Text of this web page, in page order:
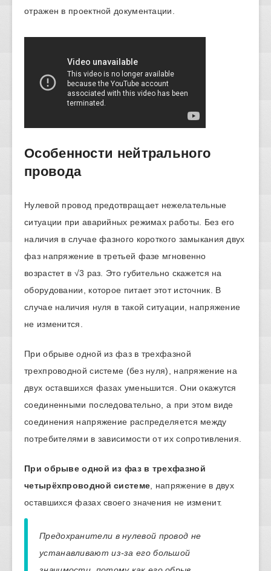
отражен в проектной документации.
Особенности нейтрального
провода
Нулевой провод предотвращает нежелательные
ситуации при аварийных режимах работы. Без его
наличия в случае фазного короткого замыкания двух
фаз напряжение в третьей фазе мгновенно
возрастет в √3 раз. Это губительно скажется на
оборудовании, которое питает этот источник. В
случае наличия нуля в такой ситуации, напряжение
не изменится.
При обрыве одной из фаз в трехфазной
трехпроводной системе (без нуля), напряжение на
двух оставшихся фазах уменьшится. Они окажутся
соединенными последовательно, а при этом виде
соединения напряжение распределяется между
потребителями в зависимости от их сопротивления.
При обрыве одной из фаз в трехфазной
четырёхпроводной системе , напряжение в двух
оставшихся фазах своего значения не изменит.
Предохранители в нулевой провод не
устанавливают из-за его большой